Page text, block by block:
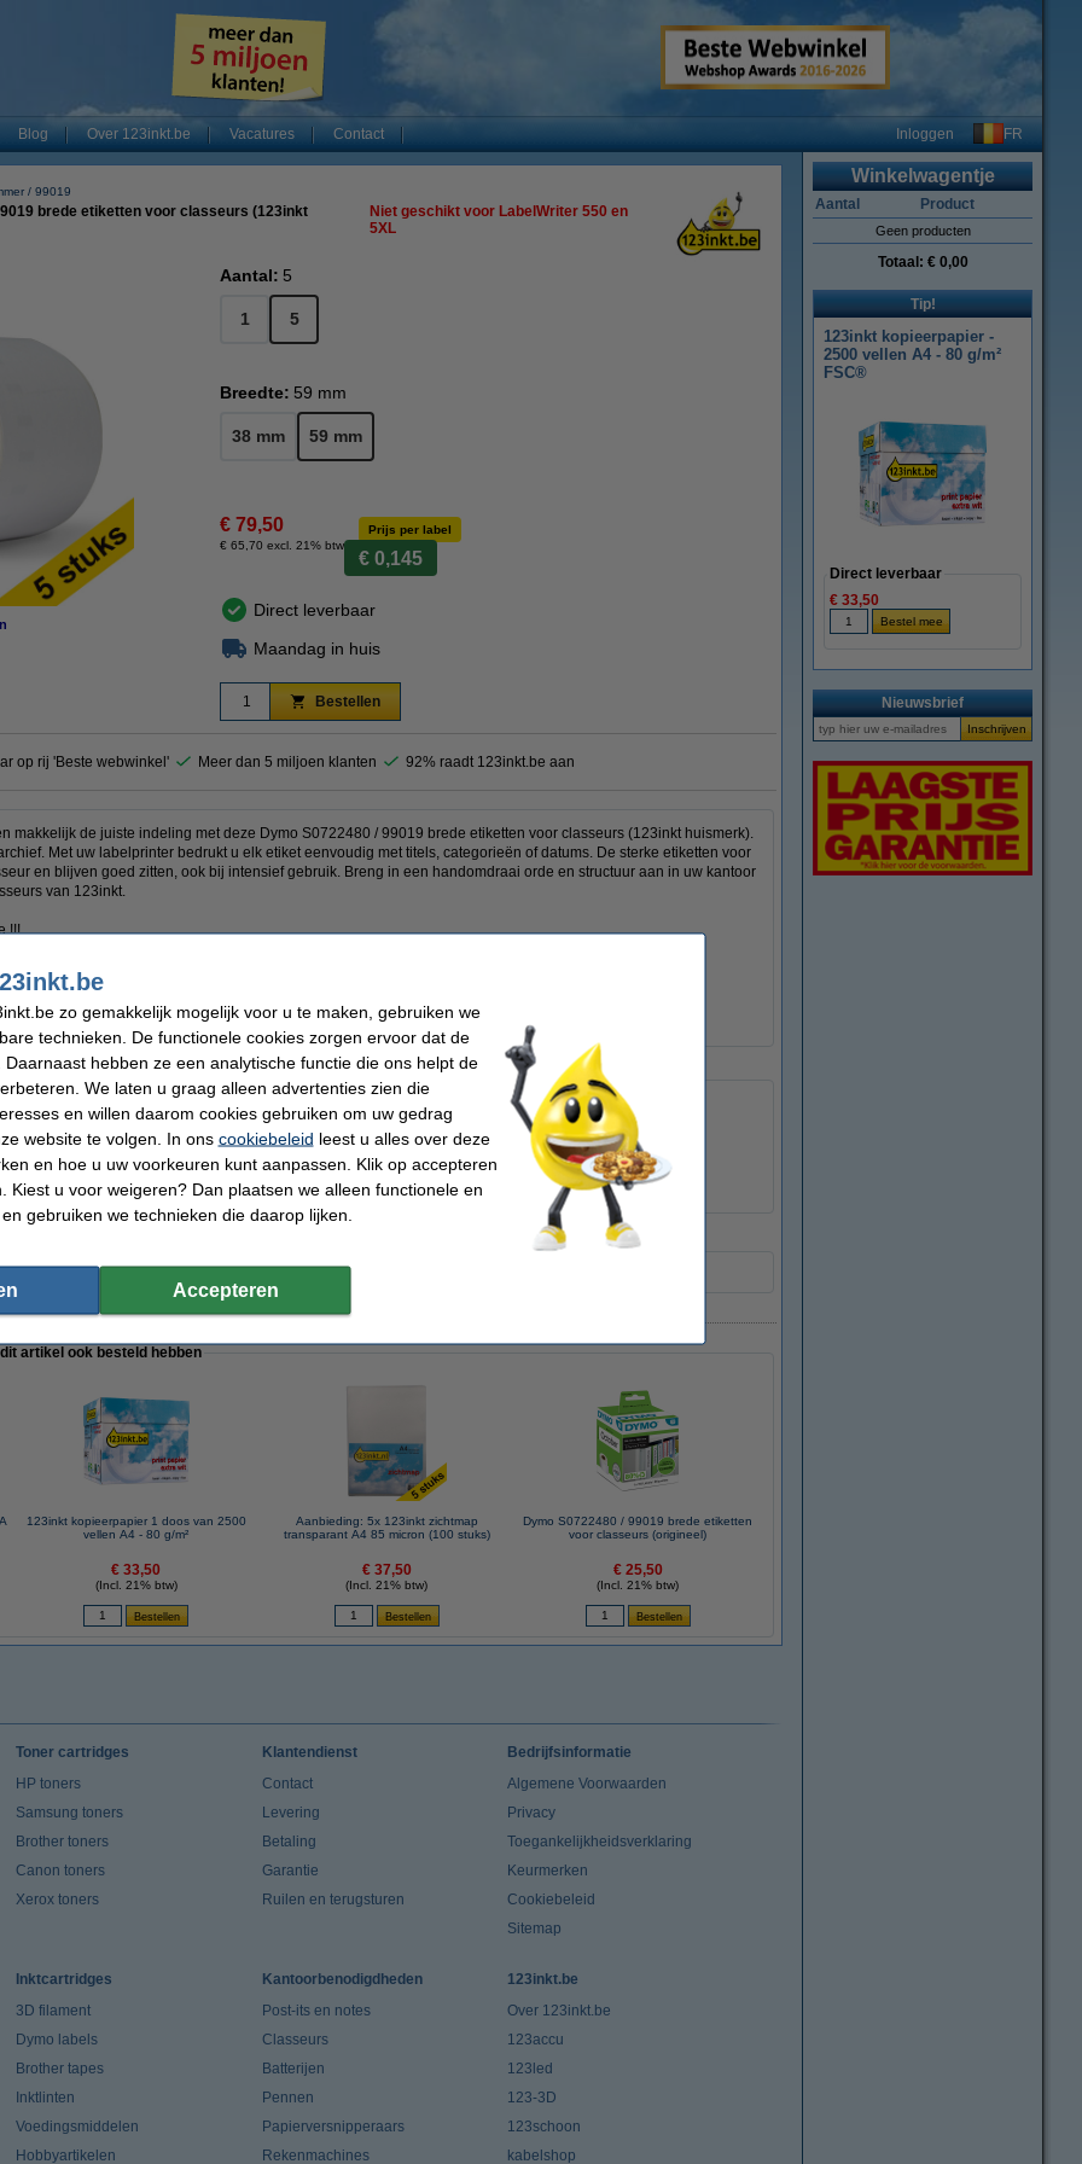
Blog Over 123inkt.be Vacatures Contact Inloggen FR
99019
brede etiketten voor classeurs (123inkt
Niet geschikt voor LabelWriter 550 en
5XL
Aantal: 5
1 5
Breedte: 59 mm
38 mm 59 mm
€ 79,50
€ 65,70 excl. 21% btw
Prijs per label
€ 0,145
Direct leverbaar
Maandag in huis
Bestellen
op rij 'Beste webwinkel' Meer dan 5 miljoen klanten 92% raadt 123inkt.be aan
makkelijk de juiste indeling met deze Dymo S0722480 / 99019 brede etiketten voor classeurs (123inkt huismerk).
Met uw labelprinter bedrukt u elk etiket eenvoudig met titels, categorieën of datums. De sterke etiketten voor
en blijven goed zitten, ook bij intensief gebruik. Breng in een handomdraai orde en structuur aan in uw kantoor
van 123inkt.
!!!
papier
voor classeurs Kleur:
wit
EAN-code:
-
59 x 190 mm (BxL) Fabrieksnr:
S0722480
Ons artikelnr:
650548
Nummer: 99019
de originele etiketten te nemen.
artikel ook besteld hebben
123inkt kopieerpapier 1 doos van 2500
vellen A4 - 80 g/m²
€ 33,50
(Incl. 21% btw)
Aanbieding: 5x 123inkt zichtmap
transparant A4 85 micron (100 stuks)
€ 37,50
(Incl. 21% btw)
Dymo S0722480 / 99019 brede etiketten
voor classeurs (origineel)
€ 25,50
(Incl. 21% btw)
Winkelwagentje
Aantal Product
Geen producten
Totaal: € 0,00
Tip!
123inkt kopieerpapier -
2500 vellen A4 - 80 g/m²
FSC®
Direct leverbaar
€ 33,50
Nieuwsbrief
Toner cartridges
HP toners
Samsung toners
Brother toners
Canon toners
Xerox toners
Klantendienst
Contact
Levering
Betaling
Garantie
Ruilen en terugsturen
Bedrijfsinformatie
Algemene Voorwaarden
Privacy
Toegankelijkheidsverklaring
Keurmerken
Cookiebeleid
Sitemap
Inktcartridges
3D filament
Dymo labels
Brother tapes
Inktlinten
Voedingsmiddelen
Hobbyartikelen
Kantoorbenodigdheden
Post-its en notes
Classeurs
Batterijen
Pennen
Papierversnipperaars
Rekenmachines
123inkt.be
Over 123inkt.be
123accu
123led
123-3D
123schoon
kabelshop
zo gemakkelijk mogelijk voor u te maken, gebruiken we
technieken. De functionele cookies zorgen ervoor dat de
hebben ze een analytische functie die ons helpt de
We laten u graag alleen advertenties zien die
en willen daarom cookies gebruiken om uw gedrag
website te volgen. In ons cookiebeleid leest u alles over deze
en hoe u uw voorkeuren kunt aanpassen. Klik op accepteren
Kiest u voor weigeren? Dan plaatsen we alleen functionele en
gebruiken we technieken die daarop lijken.
Accepteren